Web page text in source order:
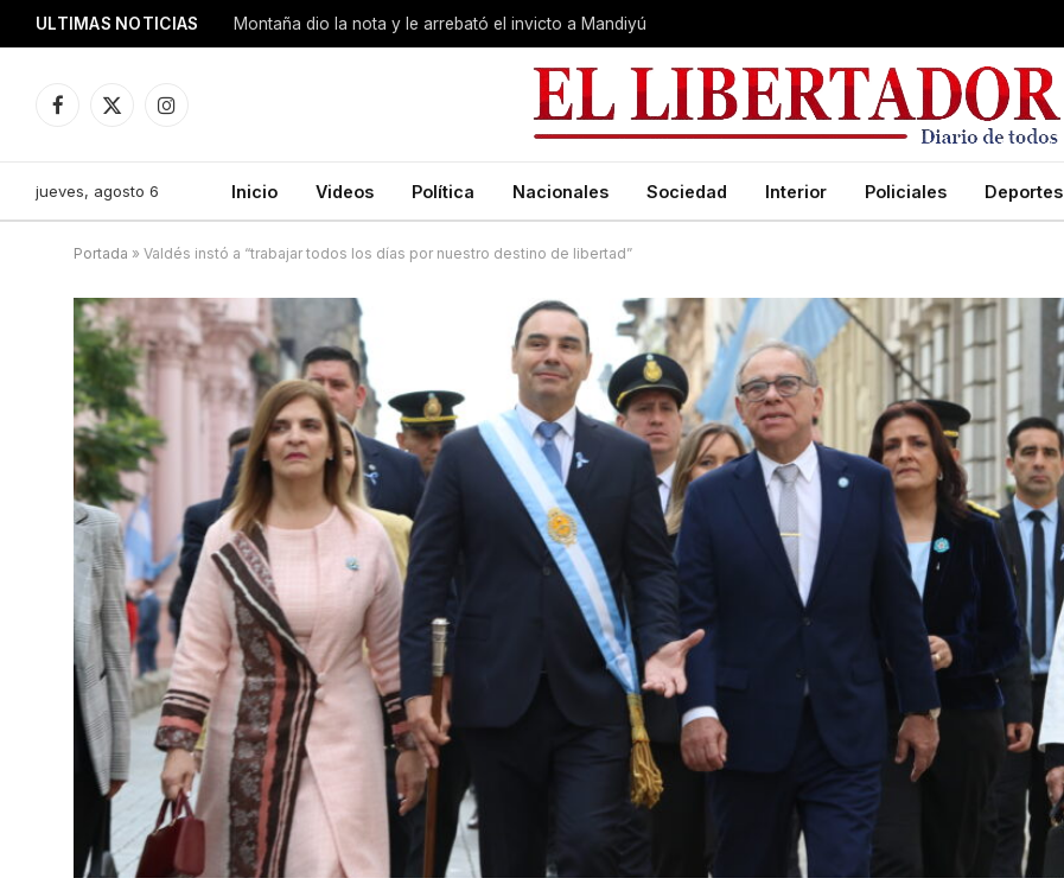
ULTIMAS NOTICIAS Montaña dio la nota y le arrebató el invicto a Mandiyú
Facebook
X
Instagram
jueves, agosto 6 Inicio Videos Política Nacionales Sociedad Interior Policiales Deportes
Portada » Valdés instó a “trabajar todos los días por nuestro destino de libertad”